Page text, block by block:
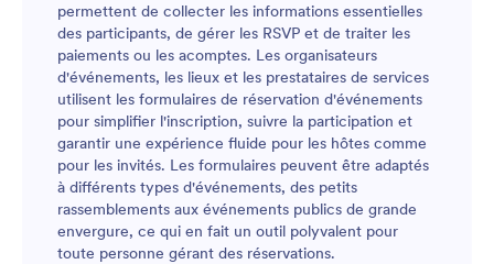
permettent de collecter les informations essentielles
des participants, de gérer les RSVP et de traiter les
paiements ou les acomptes. Les organisateurs
d'événements, les lieux et les prestataires de services
utilisent les formulaires de réservation d'événements
pour simplifier l'inscription, suivre la participation et
garantir une expérience fluide pour les hôtes comme
pour les invités. Les formulaires peuvent être adaptés
à différents types d'événements, des petits
rassemblements aux événements publics de grande
envergure, ce qui en fait un outil polyvalent pour
toute personne gérant des réservations.